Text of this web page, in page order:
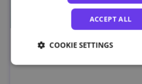
Educação para a Sustentabilidade
ACCEPT ALL
COOKIE SETTINGS